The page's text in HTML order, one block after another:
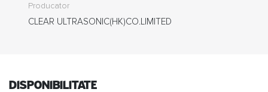
Producator
CLEAR ULTRASONIC(HK)CO.LIMITED
Disponibilitate